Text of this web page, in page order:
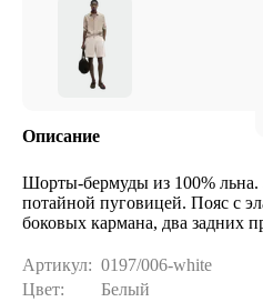
Описание
Шорты-бермуды из 100% льна.
потайной пуговицей. Пояс с
боковых кармана, два задних
Артикул: 0197/006-white
Цвет:
Белый